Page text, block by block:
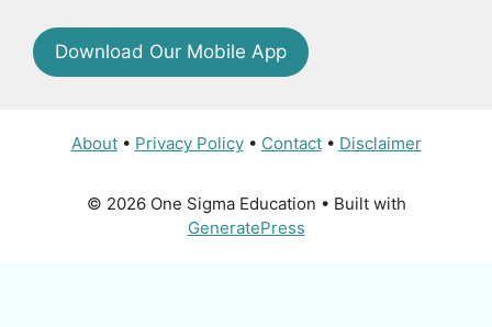
Download Our Mobile App
About• Privacy Policy• Contact• Disclaimer
© 2026 One Sigma Education • Built with
GeneratePress